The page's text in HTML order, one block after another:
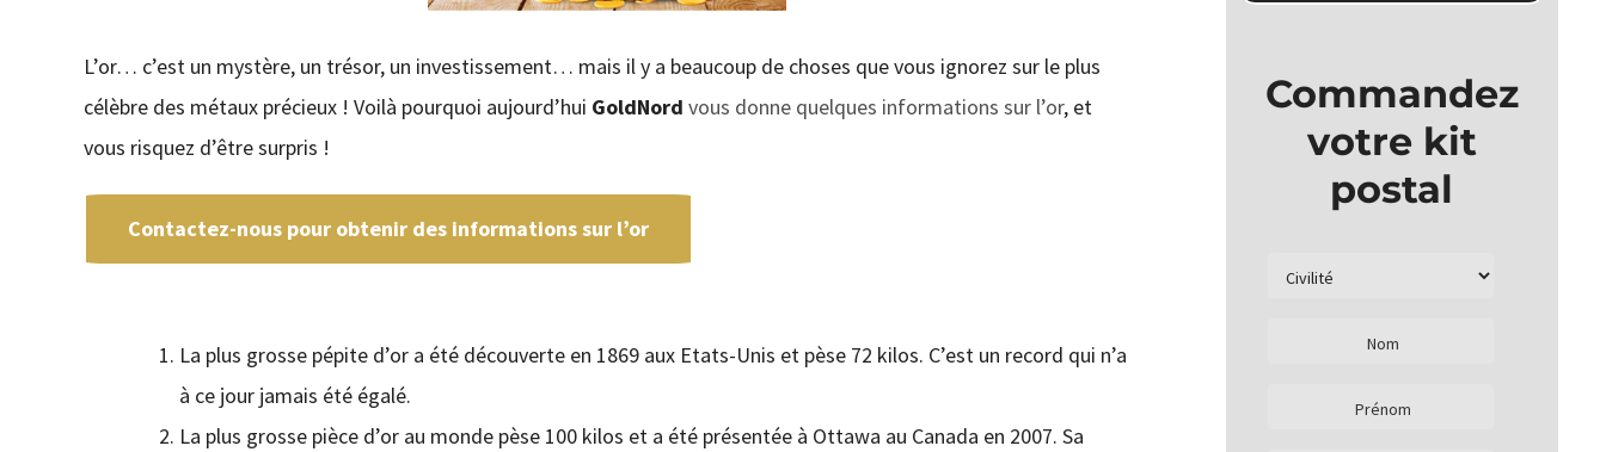
L’or… c’est un mystère, un trésor, un investissement… mais il y a beaucoup de choses que vous ignorez sur le plus
célèbre des métaux précieux ! Voilà pourquoi aujourd’hui GoldNord vous donne quelques informations sur l’or, et
vous risquez d’être surpris !
Contactez-nous pour obtenir des informations sur l’or
La plus grosse pépite d’or a été découverte en 1869 aux Etats-Unis et pèse 72 kilos. C’est un record qui n’a
à ce jour jamais été égalé.
La plus grosse pièce d’or au monde pèse 100 kilos et a été présentée à Ottawa au Canada en 2007. Sa
Commandez
votre kit
postal